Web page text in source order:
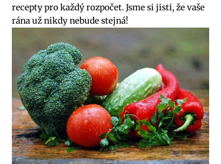
recepty pro každý rozpočet. Jsme si jisti, že vaše
rána už nikdy nebude stejná!